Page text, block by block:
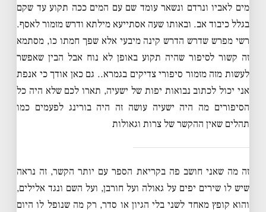
מים לאביו ונרדם ונשאר עומד שם עם המים ככה תקוע עד שקם
בגלל כיבוד אב. ובאותו שעה אסתייעא מילתא ודרש מזמור לאסף.
רשי מפרש שדרש הדרש קינה מיבעי אלא שפך חמתו כו, מסתמא
זה קשור לסיפור שהיה תקוע באופן לא נוח אבל הבין שאפשר
לעשות מזה מזמור סיפורי צדיקים בגמרא.. גם כאן אודך כי אנפת
אני יכול לכתוב נבואות יפות של ישעיה, תארו לכם שלא היה כל
הסיפורים מה היה ישעיה עושה זה היה בורינג לפעמים כמו
תהלים שאין ההקשר של צרות וגאולות
זה מה שאני חושב פה בקריאת הספר עם יותר הקשר, זה נראה
שיש לו שירים יפים על גאולה ועל חורבן, ועל השם ונגד אלילים,
והוא קופץ מאחד לשני בלי הגיון או סדר, רק מה שנופל לו היום